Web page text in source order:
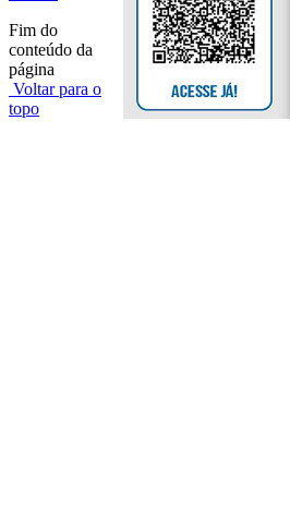
Fim do
conteúdo da
página
Voltar para o
topo